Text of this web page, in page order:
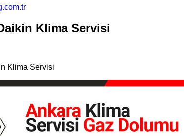
Klima Servisi
Klima Servisi